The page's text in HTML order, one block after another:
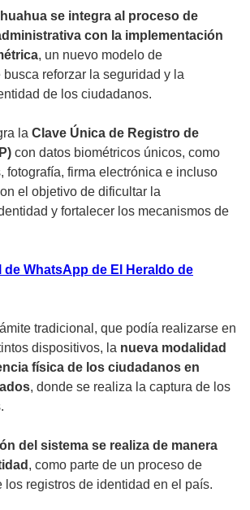
se integra al proceso de
con la implementación
, un nuevo modelo de
reforzar la seguridad y la
de los ciudadanos.
la Clave Única de Registro de
con datos biométricos únicos, como
fotografía, firma electrónica e incluso
el objetivo de dificultar la
y fortalecer los mecanismos de
de WhatsApp de El Heraldo de
tradicional, que podía realizarse en
dispositivos, la nueva modalidad
física de los ciudadanos en
, donde se realiza la captura de los
del sistema se realiza de manera
, como parte de un proceso de
los registros de identidad en el país.